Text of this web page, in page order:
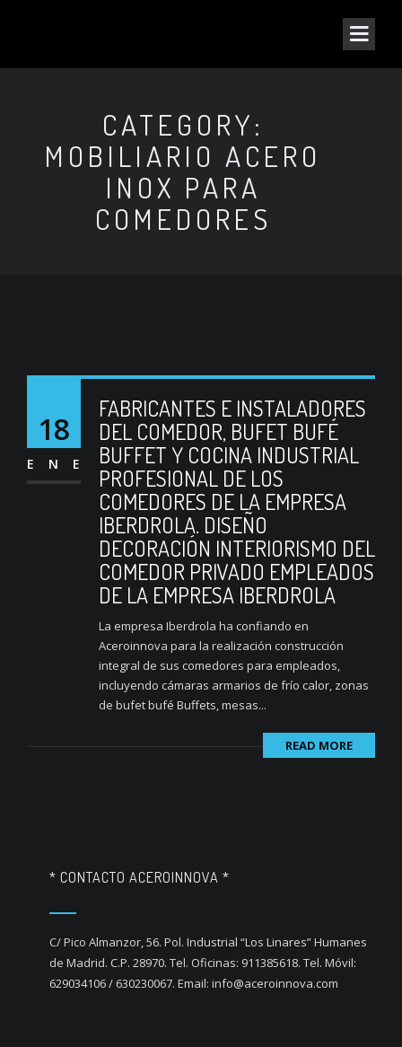
CATEGORY:
MOBILIARIO ACERO
INOX PARA
COMEDORES
18
ENE
FABRICANTES E INSTALADORES
DEL COMEDOR, BUFET BUFÉ
BUFFET Y COCINA INDUSTRIAL
PROFESIONAL DE LOS
COMEDORES DE LA EMPRESA
IBERDROLA. DISEÑO
DECORACIÓN INTERIORISMO DEL
COMEDOR PRIVADO EMPLEADOS
DE LA EMPRESA IBERDROLA
La empresa Iberdrola ha confiando en
Aceroinnova para la realización construcción
integral de sus comedores para empleados,
incluyendo cámaras armarios de frío calor, zonas
de bufet bufé Buffets, mesas...
READ MORE
* CONTACTO ACEROINNOVA *
C/ Pico Almanzor, 56. Pol. Industrial “Los Linares” Humanes
de Madrid. C.P. 28970. Tel. Oficinas: 911385618. Tel. Móvil:
629034106 / 630230067. Email: info@aceroinnova.com